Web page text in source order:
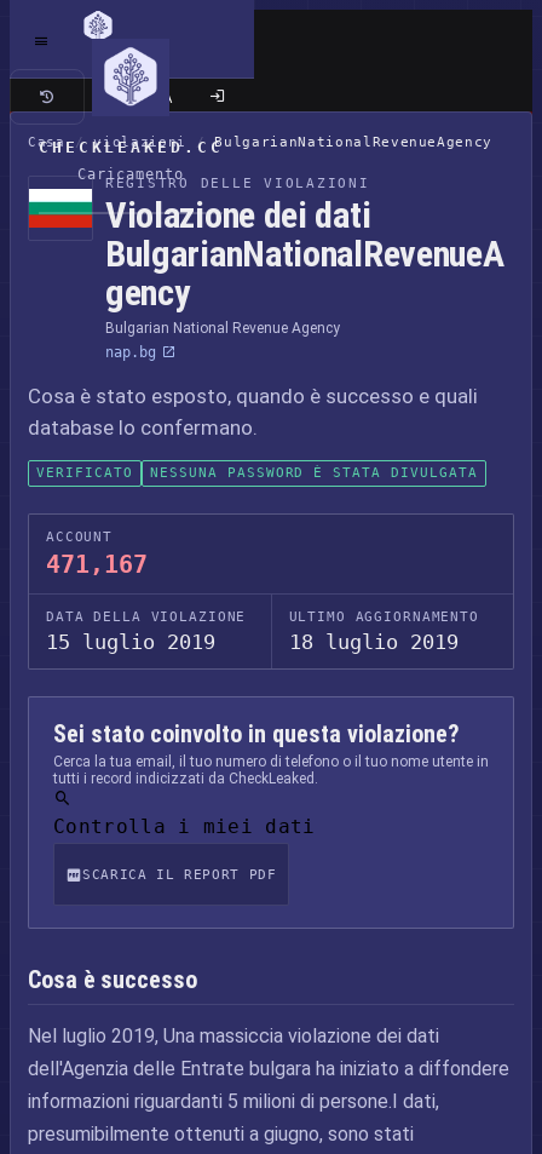
CHECKLEAKED.CC
Caricamento
Sito classico
Casa / violazioni / BulgarianNationalRevenueAgency
REGISTRO DELLE VIOLAZIONI
Violazione dei dati
BulgarianNationalRevenueA
gency
Bulgarian National Revenue Agency
nap.bg
Cosa è stato esposto, quando è successo e quali
database lo confermano.
VERIFICATO NESSUNA PASSWORD È STATA DIVULGATA
ACCOUNT
471,167
DATA DELLA VIOLAZIONE
15 luglio 2019
ULTIMO AGGIORNAMENTO
18 luglio 2019
Sei stato coinvolto in questa violazione?
Cerca la tua email, il tuo numero di telefono o il tuo nome utente in
tutti i record indicizzati da CheckLeaked.
Controlla i miei dati
SCARICA IL REPORT PDF
Cosa è successo
Nel luglio 2019, Una massiccia violazione dei dati
dell'Agenzia delle Entrate bulgara ha iniziato a diffondere
informazioni riguardanti 5 milioni di persone.I dati,
presumibilmente ottenuti a giugno, sono stati